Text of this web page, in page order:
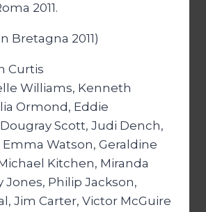
2011.
Bretagna 2011)
Curtis
Williams, Kenneth
Ormond, Eddie
Scott, Judi Dench,
Emma Watson, Geraldine
Kitchen, Miranda
Jones, Philip Jackson,
Jim Carter, Victor McGuire